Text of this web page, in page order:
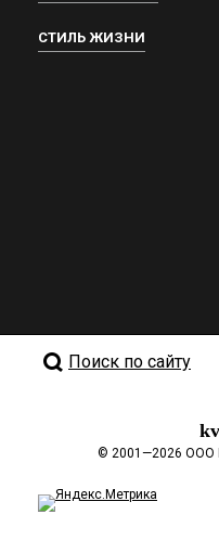
СТИЛЬ ЖИЗНИ
Поиск по сайту
kv
© 2001—2026 ООО